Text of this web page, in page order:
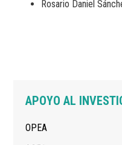
Rosario Daniel
Navegación
APOYO AL
OPEA